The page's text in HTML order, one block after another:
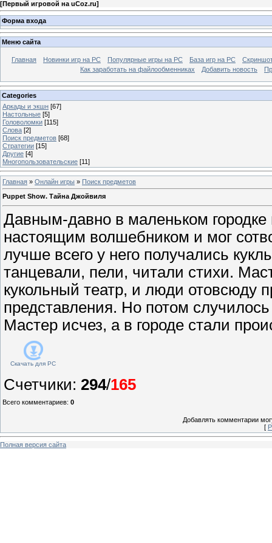
[Первый игровой на uCoz.ru]
Форма входа
Меню сайта
Главная Новинки игр на PC Популярные игры на PC База игр на РС
Как заработать на файлообменниках
Добавить новость
Categories
Аркады и экшн [67]
Настольные [5]
Головоломки [115]
Слова [2]
Поиск предметов [68]
Стратегии [15]
Другие [4]
Многопользовательские [11]
Главная » Онлайн игры » Поиск предметов
Puppet Show. Тайна Джойвиля
Давным-давно в маленьком
настоящим волшебником и мог
лучше всего у него получались
танцевали, пели, читали стихи.
кукольный театр, и люди отовсюду
представления. Но потом случилось
Мастер исчез, а в городе стали
Скачать для PC
Счетчики: 294/165
Всего комментариев: 0
Добавлять комментарии
[
Полная версия сайта